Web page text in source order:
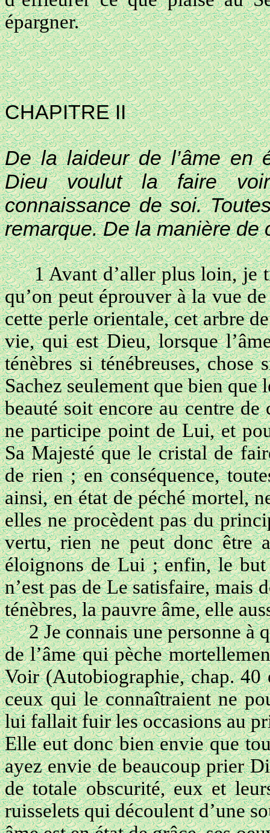
épargner.
CHAPITRE II
De la laideur de l’âme en
Dieu voulut la faire
connaissance de soi.
remarque. De la manière de
1 Avant d’aller plus loin, je
qu’on peut éprouver à la vue
cette perle orientale, cet arbre
vie, qui est Dieu, lorsque
ténèbres si ténébreuses, chose
Sachez seulement que bien
beauté soit encore au centre
ne participe point de Lui, et
Sa Majesté que le cristal de
de rien ; en conséquence,
ainsi, en état de péché mortel,
elles ne procèdent pas du
vertu, rien ne peut donc être
éloignons de Lui ; enfin, le
n’est pas de Le satisfaire, mais
ténèbres, la pauvre âme, elle
2 Je connais une personne à
de l’âme qui pèche
Voir (Autobiographie, chap.
ceux qui le connaîtraient ne
lui fallait fuir les occasions au
Elle eut donc bien envie que
ayez envie de beaucoup prier
de totale obscurité, eux et
ruisselets qui découlent d’une